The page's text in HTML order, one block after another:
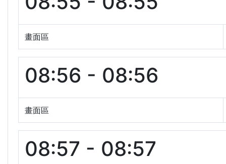
畫面區
08:56 - 08:56
畫面區
08:57 - 08:57